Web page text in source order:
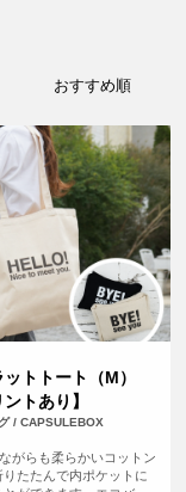
トトート（M）
ントあり】
/ CAPSULEBOX
がらも柔らかいコットン
たたんで内ポケットに